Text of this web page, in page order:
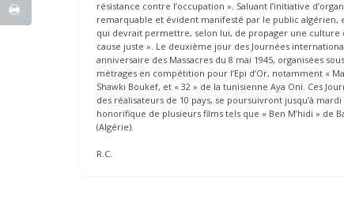
résistance contre l’occupation ». Saluant l’initiative
remarquable et évident manifesté par le public
qui devrait permettre, selon lui, de propager une culture
cause juste ». Le deuxième jour des Journées
anniversaire des Massacres du 8 mai 1945, organisées
métrages en compétition pour l’Epi d’Or, notamment «
Shawki Boukef, et « 32 » de la tunisienne Aya Oni. Ces
des réalisateurs de 10 pays, se poursuivront jusqu’à
honorifique de plusieurs films tels que « Ben M’hidi » de
(Algérie).
R.C.